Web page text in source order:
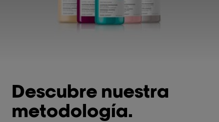
Descubre nuestra
metodología.